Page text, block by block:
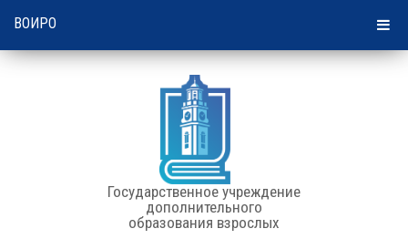
Государственное учреждение
дополнительного
образования взрослых
ВОИРО